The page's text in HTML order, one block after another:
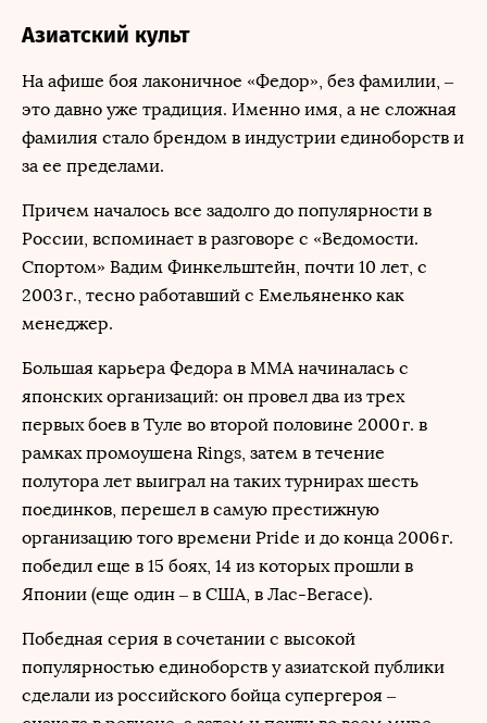
Азиатский культ
На афише боя лаконичное «Федор», без фамилии, –
это давно уже традиция. Именно имя, а не сложная
фамилия стало брендом в индустрии единоборств и
за ее пределами.
Причем началось все задолго до популярности в
России, вспоминает в разговоре с «Ведомости.
Спортом» Вадим Финкельштейн, почти 10 лет, с
2003 г., тесно работавший с Емельяненко как
менеджер.
Большая карьера Федора в ММА начиналась с
японских организаций: он провел два из трех
первых боев в Туле во второй половине 2000 г. в
рамках промоушена Rings, затем в течение
полутора лет выиграл на таких турнирах шесть
поединков, перешел в самую престижную
организацию того времени Pride и до конца 2006 г.
победил еще в 15 боях, 14 из которых прошли в
Японии (еще один – в США, в Лас-Вегасе).
Победная серия в сочетании с высокой
популярностью единоборств у азиатской публики
сделали из российского бойца супергероя –